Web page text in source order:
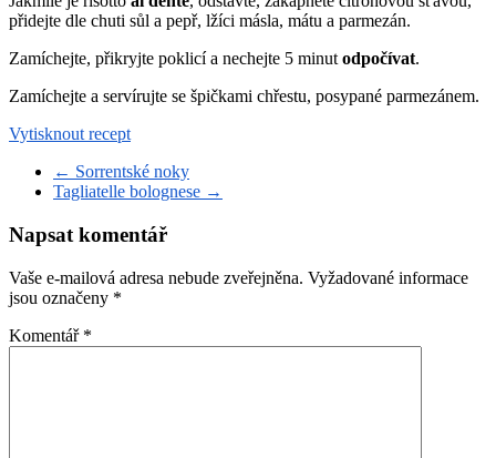
přidejte dle chuti sůl a pepř, lžíci másla, mátu a parmezán.
Zamíchejte, přikryjte poklicí a nechejte 5 minut odpočívat.
Zamíchejte a servírujte se špičkami chřestu, posypané parmezánem.
Vytisknout recept
← Sorrentské noky
Tagliatelle bolognese →
Napsat komentář
Vaše e-mailová adresa nebude zveřejněna. Vyžadované informace
jsou označeny *
Komentář *